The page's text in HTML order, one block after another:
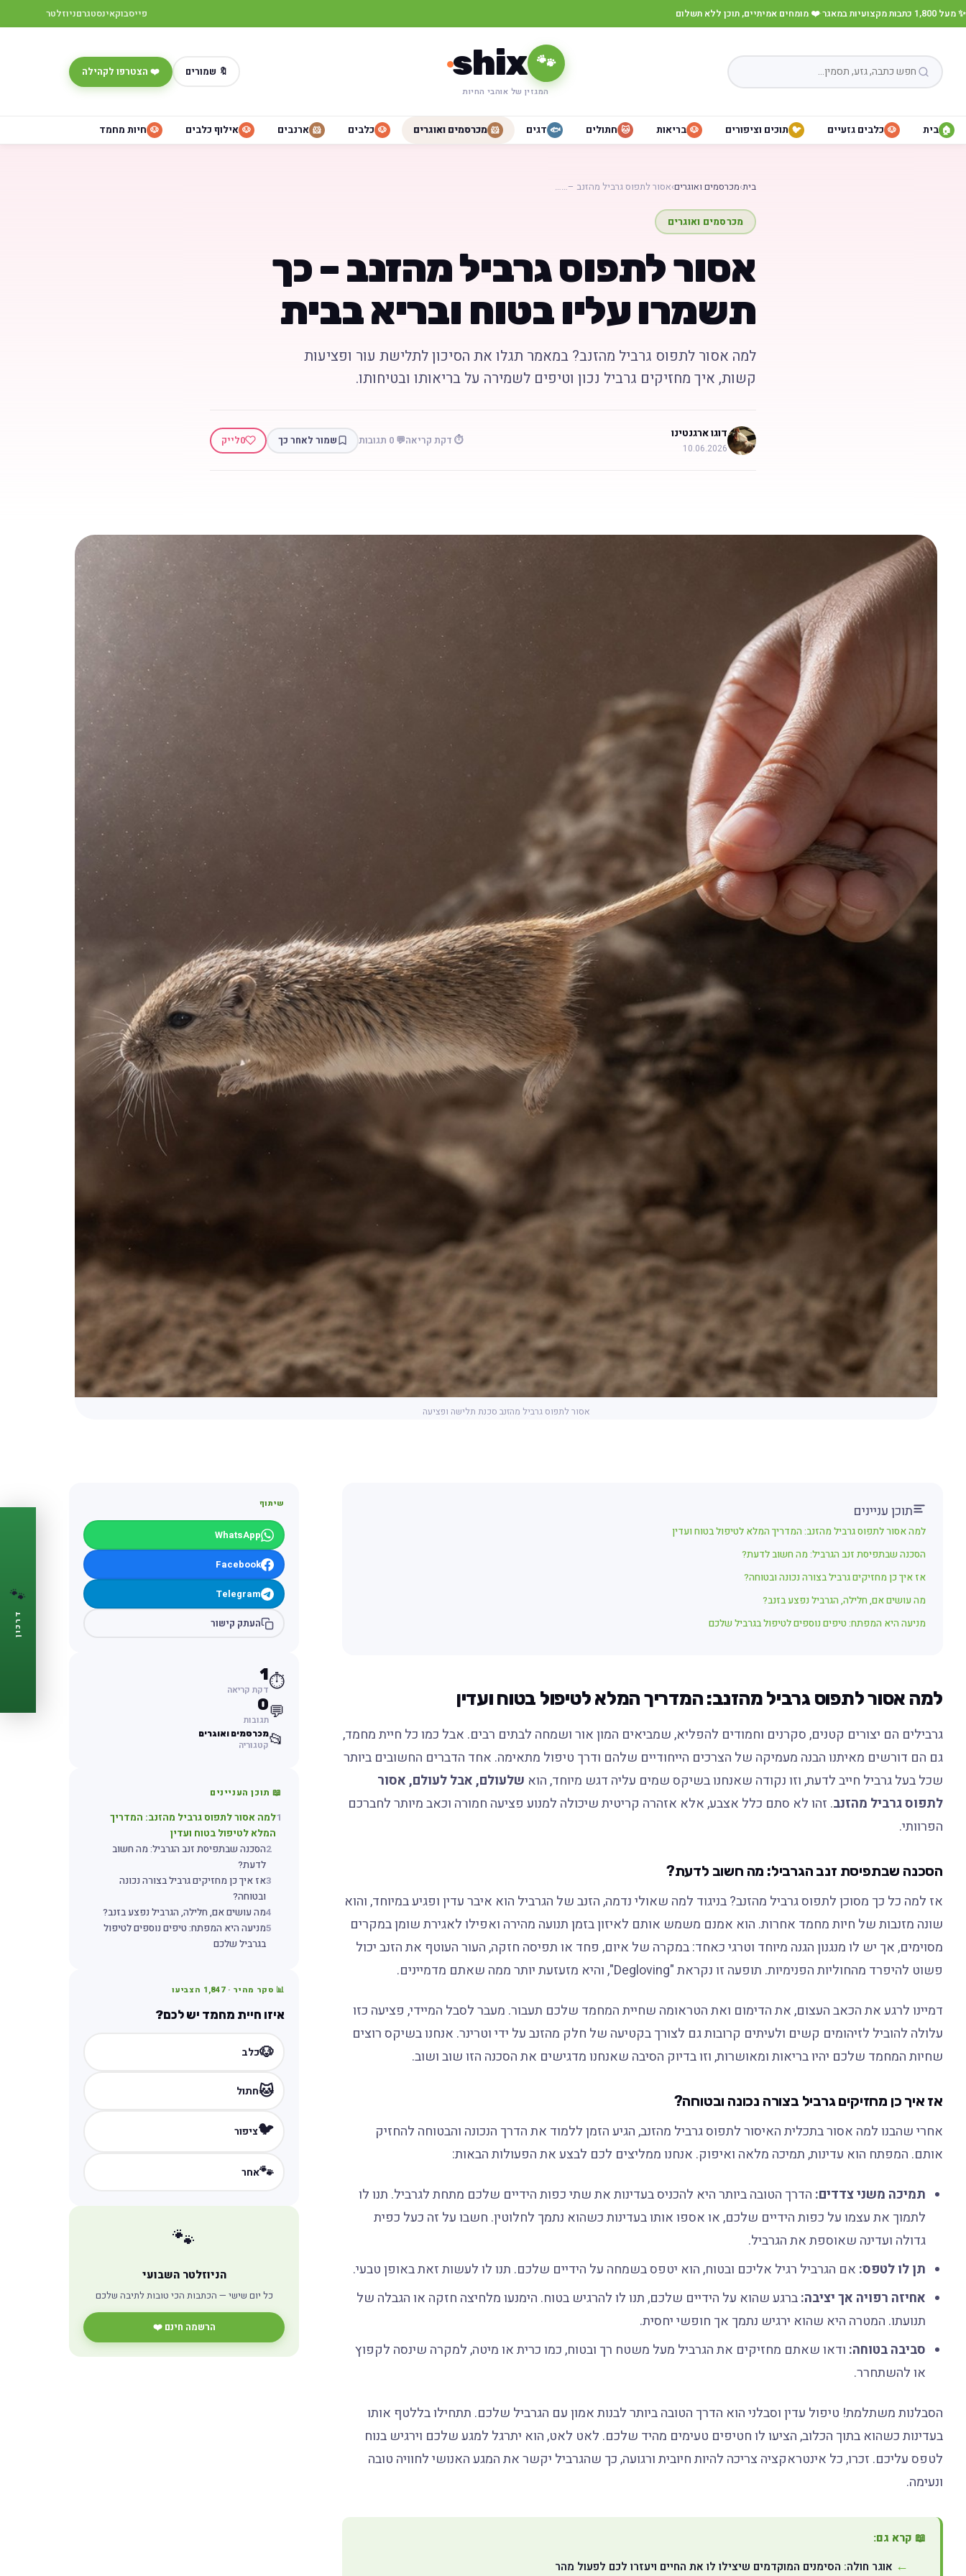
✨ מעל 1,800 כתבות מקצועיות במאגר ·❤️ מומחים אמיתיים, תוכן ללא תשלום פייסבוקאינסטגרםניוזלטר
🐾
shix
המגזין של אוהבי החיות
🔖 שמורים ❤️ הצטרפו לקהילה
🏠 בית 🐶 כלבים גזעיים 🐦 תוכים וציפורים 🐶 בריאות 🐱 חתולים 🐟 דגים 🐹 מכרסמים ואוגרים 🐶 כלבים 🐹 ארנבים 🐶 אילוף כלבים 🐶 חיות מחמד
בית›מכרסמים ואוגרים›אסור לתפוס גרביל מהזנב –……
מכרסמים ואוגרים
אסור לתפוס גרביל מהזנב – כך
תשמרו עליו בטוח ובריא בבית
למה אסור לתפוס גרביל מהזנב? במאמר תגלו את הסיכון לתלישת עור ופציעות
קשות, איך מחזיקים גרביל נכון וטיפים לשמירה על בריאותו ובטיחותו.
דוגו ארגנטינו
10.06.2026
⏱️ דקת קריאה💬 0 תגובות שמור לאחר כך 0לייק
אסור לתפוס גרביל מהזנב סכנת תלישה ופציעה
תוכן עניינים
למה אסור לתפוס גרביל מהזנב: המדריך המלא לטיפול בטוח ועדין
הסכנה שבתפיסת זנב הגרביל: מה חשוב לדעת?
אז איך כן מחזיקים גרביל בצורה נכונה ובטוחה?
מה עושים אם, חלילה, הגרביל נפצע בזנב?
מניעה היא המפתח: טיפים נוספים לטיפול בגרביל שלכם
למה אסור לתפוס גרביל מהזנב: המדריך המלא לטיפול בטוח ועדין
גרבילים הם יצורים קטנים, סקרנים וחמודים להפליא, שמביאים המון אור ושמחה לבתים רבים. אבל כמו כל חיית מחמד,
גם הם דורשים מאיתנו הבנה מעמיקה של הצרכים הייחודיים שלהם ודרך טיפול מתאימה. אחד הדברים החשובים ביותר
שכל בעל גרביל חייב לדעת, וזו נקודה שאנחנו בשיקס שמים עליה דגש מיוחד, הוא שלעולם, אבל לעולם, אסור
לתפוס גרביל מהזנב. זהו לא סתם כלל אצבע, אלא אזהרה קריטית שיכולה למנוע פציעה חמורה וכאב מיותר לחברכם
הפרוותי.
הסכנה שבתפיסת זנב הגרביל: מה חשוב לדעת?
אז למה כל כך מסוכן לתפוס גרביל מהזנב? בניגוד למה שאולי נדמה, הזנב של הגרביל הוא איבר עדין ופגיע במיוחד, והוא
שונה מזנבות של חיות מחמד אחרות. הוא אמנם משמש אותם לאיזון בזמן תנועה מהירה ואפילו לאגירת שומן במקרים
מסוימים, אך יש לו מנגנון הגנה מיוחד וטרגי כאחד: במקרה של איום, פחד או תפיסה חזקה, העור העוטף את הזנב יכול
פשוט להיפרד מהחוליות הפנימיות. תופעה זו נקראת "Degloving", והיא מזעזעת יותר ממה שאתם מדמיינים.
דמיינו לרגע את הכאב העצום, את הדימום ואת הטראומה שחיית המחמד שלכם תעבור. מעבר לסבל המיידי, פציעה כזו
עלולה להוביל לזיהומים קשים ולעיתים קרובות גם לצורך בקטיעה של חלק מהזנב על ידי וטרינר. אנחנו בשיקס רוצים
שחיות המחמד שלכם יהיו בריאות ומאושרות, וזו בדיוק הסיבה שאנחנו מדגישים את הסכנה הזו שוב ושוב.
אז איך כן מחזיקים גרביל בצורה נכונה ובטוחה?
אחרי שהבנו למה אסור בתכלית האיסור לתפוס גרביל מהזנב, הגיע הזמן ללמוד את הדרך הנכונה והבטוחה להחזיק
אותם. המפתח הוא עדינות, תמיכה מלאה ואיפוק. אנחנו ממליצים לכם לבצע את הפעולות הבאות:
תמיכה משני צדדים: הדרך הטובה ביותר היא להכניס בעדינות את שתי כפות הידיים שלכם מתחת לגרביל. תנו לו
לתמוך את עצמו על כפות הידיים שלכם, או אספו אותו בעדינות כשהוא נתמך לחלוטין. חשבו על זה כעל כפית
גדולה ועדינה שאוספת את הגרביל.
תן לו לטפס: אם הגרביל רגיל אליכם ובטוח, הוא יטפס בשמחה על הידיים שלכם. תנו לו לעשות זאת באופן טבעי.
אחיזה רפויה אך יציבה:ברגע שהוא על הידיים שלכם, תנו לו להרגיש בטוח. הימנעו מלחיצה חזקה או הגבלה של
תנועתו. המטרה היא שהוא ירגיש נתמך אך חופשי יחסית.
סביבה בטוחה: ודאו שאתם מחזיקים את הגרביל מעל משטח רך ובטוח, כמו כרית או מיטה, למקרה שינסה לקפוץ
או להשתחרר.
הסבלנות משתלמת! טיפול עדין וסבלני הוא הדרך הטובה ביותר לבנות אמון עם הגרביל שלכם. תתחילו בללטף אותו
בעדינות כשהוא בתוך הכלוב, הציעו לו חטיפים טעימים מהיד שלכם. לאט לאט, הוא יתרגל למגע שלכם וירגיש בנוח
לטפס עליכם. זכרו, כל אינטראקציה צריכה להיות חיובית ורגועה, כך שהגרביל יקשר את המגע האנושי לחוויה טובה
ונעימה.
📖 קרא גם:
אוגר חולה: הסימנים המוקדמים שיצילו לו את החיים ויעזרו לכם לפעול מהר
שיתוף
WhatsApp
Facebook
Telegram
העתק קישור
⏱️
1
דקת קריאה
💬
0
תגובות
📂מכרסמים ואוגרים
קטגוריה
📖 תוכן העניינים
1למה אסור לתפוס גרביל מהזנב: המדריך
המלא לטיפול בטוח ועדין
2הסכנה שבתפיסת זנב הגרביל: מה חשוב
לדעת?
3אז איך כן מחזיקים גרביל בצורה נכונה
ובטוחה?
4מה עושים אם, חלילה, הגרביל נפצע בזנב?
5מניעה היא המפתח: טיפים נוספים לטיפול
בגרביל שלכם
📊 סקר מהיר ·1,847 הצביעו
איזו חיית מחמד יש לכם?
🐶כלב
🐱חתול
🐦ציפור
🐾אחר
🐾
הניוזלטר השבועי
כל יום שישי — הכתבות הכי טובות לתיבה שלכם
הרשמה חינם ❤️
🐾
דרכון
🐾
הדרכון הדיגיטלי
💉מעקב חיסונים